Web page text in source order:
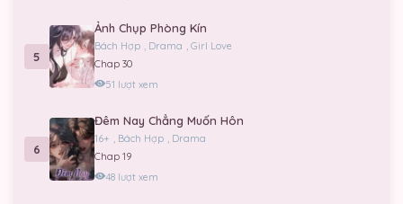
5
Ảnh Chụp Phòng Kín
Bách Hợp , Drama , Girl Love
Chap 30
51 lượt xem
6
Đêm Nay Chẳng Muốn Hôn
16+ , Bách Hợp , Drama
Chap 19
48 lượt xem